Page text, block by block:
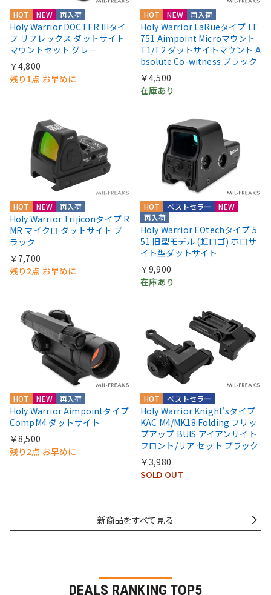
HOT NEW 再入荷
Holy Warrior DOCTER IIIタイ
プ リフレックス ダットサイト
マウントセット グレー
￥4,800
残り1点 お早めに
HOT NEW 再入荷
Holy Warrior LaRueタイプ LT
751 Aimpoint Microマウント
T1/T2 ダットサイトマウント A
bsolute Co-witness ブラック
￥4,500
在庫あり
HOT NEW 再入荷
Holy Warrior Trijiconタイプ R
MR マイクロ ダットサイト ブ
ラック
￥7,700
残り2点 お早めに
HOT
NEW
再入荷
ベストセラー
Holy Warrior EOtechタイプ 5
51 旧型モデル (虹ロゴ) ホロサ
イト型ダットサイト
￥9,900
在庫あり
HOT NEW 再入荷
Holy Warrior Aimpointタイプ
CompM4 ダットサイト
￥8,500
残り2点 お早めに
HOT ベストセラー
Holy Warrior Knight'sタイプ
KAC M4/MK18 Folding フリッ
プアップ BUIS アイアンサイト
フロント/リア セット ブラック
￥3,980
SOLD OUT
新商品をすべて見る
DEALS RANKING TOP5